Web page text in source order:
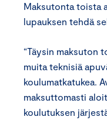
Maksutonta toista
lupauksen tehdä
“Täysin maksuton
muita teknisiä
koulumatkatukea.
maksuttomasti
koulutuksen